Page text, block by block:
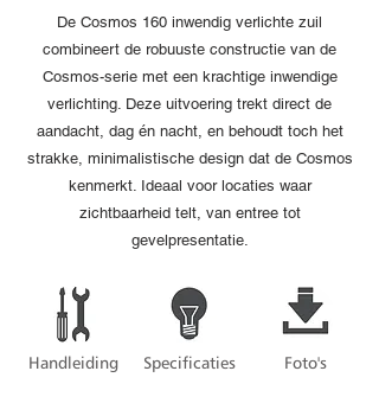
De Cosmos 160 inwendig verlichte zuil
combineert de robuuste constructie van de
Cosmos-serie met een krachtige inwendige
verlichting. Deze uitvoering trekt direct de
aandacht, dag én nacht, en behoudt toch het
strakke, minimalistische design dat de Cosmos
kenmerkt. Ideaal voor locaties waar
zichtbaarheid telt, van entree tot
gevelpresentatie.
Handleiding Specificaties Foto's